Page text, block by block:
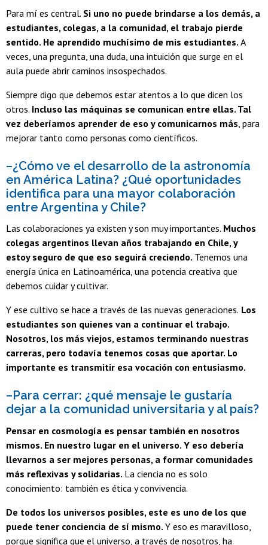
Para mí es central. Si uno no puede brindarse a los demás, a
estudiantes, colegas, a la comunidad, el trabajo pierde
sentido. He aprendido muchísimo de mis estudiantes. A
veces, una pregunta, una duda, una intuición que surge en el
aula puede abrir caminos insospechados.
Siempre digo que debemos estar atentos a lo que dicen los
otros. Incluso las máquinas se comunican entre ellas. Tal
vez deberíamos aprender de eso y comunicarnos más , para
mejorar tanto como personas como científicos.
–¿Cómo ve el desarrollo de la astronomía
en América Latina? ¿Qué oportunidades
identifica para una mayor colaboración
entre Argentina y Chile?
Las colaboraciones ya existen y son muy importantes. Muchos
colegas argentinos llevan años trabajando en Chile, y
estoy seguro de que eso seguirá creciendo. Tenemos una
energía única en Latinoamérica, una potencia creativa que
debemos cuidar y cultivar.
Y ese cultivo se hace a través de las nuevas generaciones. Los
estudiantes son quienes van a continuar el trabajo.
Nosotros, los más viejos, estamos terminando nuestras
carreras, pero todavía tenemos cosas que aportar. Lo
importante es transmitir esa vocación con entusiasmo.
–Para cerrar: ¿qué mensaje le gustaría
dejar a la comunidad universitaria y al país?
Pensar en cosmología es pensar también en nosotros
mismos. En nuestro lugar en el universo. Y eso debería
llevarnos a ser mejores personas, a formar comunidades
más reflexivas y solidarias. La ciencia no es solo
conocimiento: también es ética y convivencia.
De todos los universos posibles, este es uno de los que
puede tener conciencia de sí mismo. Y eso es maravilloso,
porque significa que el universo, a través de nosotros, ha